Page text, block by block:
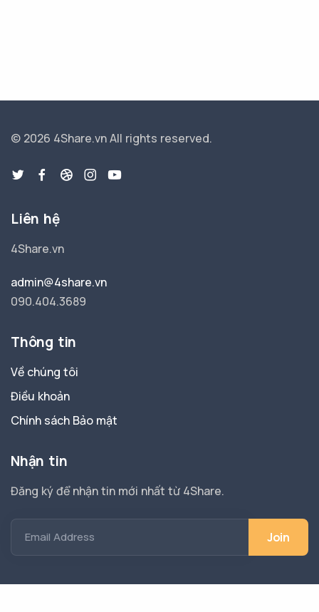
© 2026 4Share.vnAll rights reserved.
Liên hệ
4Share.vn
admin@4share.vn
090.404.3689
Thông tin
Về chúng tôi
Điều khoản
Chính sách Bảo mật
Nhận tin
Đăng ký để nhận tin mới nhất từ 4Share.
Email Address